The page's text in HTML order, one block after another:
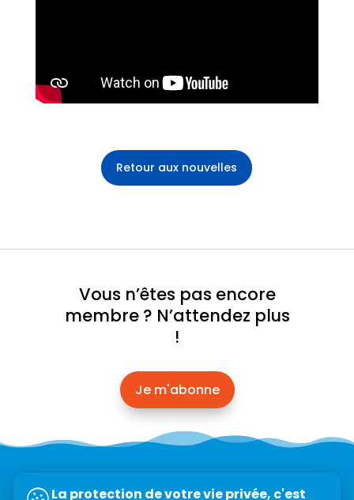
Retour aux nouvelles
Vous n’êtes pas encore
membre ? N’attendez plus
!
Je m'abonne
Abonnez-vous à l’infolettre →
La protection de votre vie privée, c'est